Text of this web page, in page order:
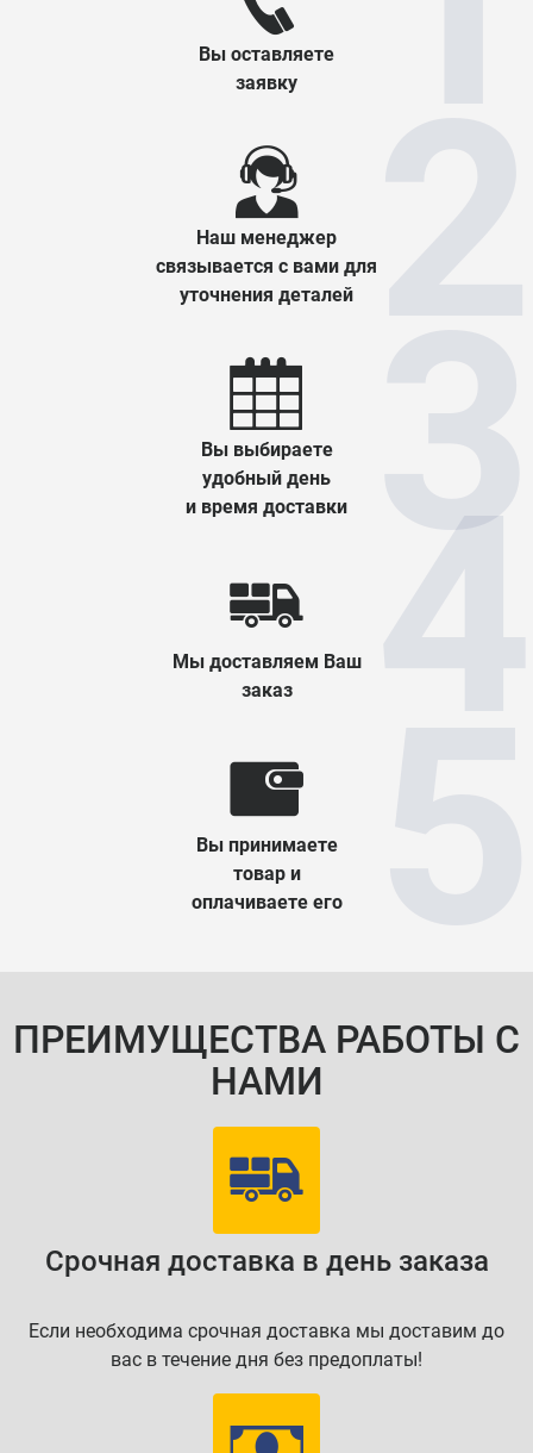
Вы оставляете
заявку
Наш менеджер
связывается с вами для
уточнения деталей
Вы выбираете
удобный день
и время доставки
Мы доставляем Ваш
заказ
Вы принимаете
товар и
оплачиваете его
ПРЕИМУЩЕСТВА РАБОТЫ С
НАМИ
Срочная доставка в день заказа
Если необходима срочная доставка мы доставим до
вас в течение дня без предоплаты!